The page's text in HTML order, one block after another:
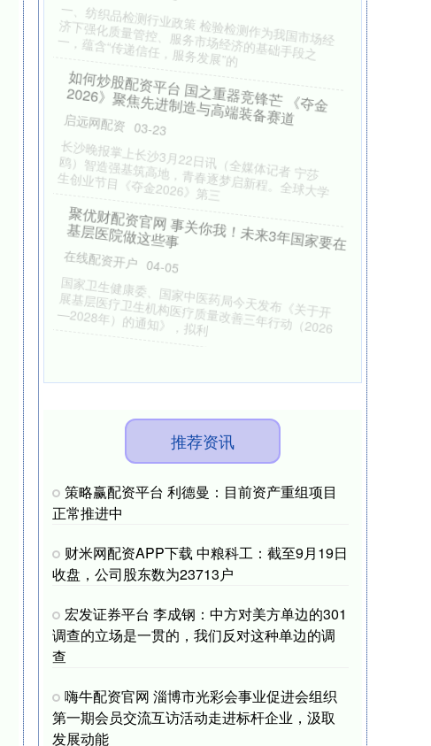
十大配资平台
04-17
用俗称“地沟油”的废弃油脂生产可持续航空燃料
（SAF），碳减排量超50%，是航空业实现绿色低
碳转型的关键路径。最近，华东
驰牛配资官网 把课堂搬进马场——山东高校
马术专业教学一线观察
十大配资平台
03-31
新华社济南3月30日电（记者张力元、张武岳）初春
暖阳下，位于山东省济南市历城区的泰山七号马术
俱乐部里，一群年轻人正学习赛
太原股票配资网平台 李荣浩发文否认《小眼
睛》抄袭：刚出道都在调侃我小眼睛，我怎
么可能自己写首《小眼睛》；别去找单依纯
粉丝，“有人希望我生气”
十大配资平台 04-02
将平井坚《Signal》的
推荐资讯
策略赢配资平台 利德曼：目前资产重组项目
正常推进中
财米网配资APP下载 中粮科工：截至9月19日
收盘，公司股东数为23713户
宏发证券平台 李成钢：中方对美方单边的301
调查的立场是一贯的，我们反对这种单边的调
查
嗨牛配资官网 淄博市光彩会事业促进会组织
第一期会员交流互访活动走进标杆企业，汲取
发展动能